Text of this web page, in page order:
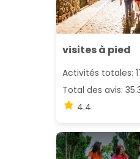
visites à pied
Activités totales:
Total des avis:
4.4